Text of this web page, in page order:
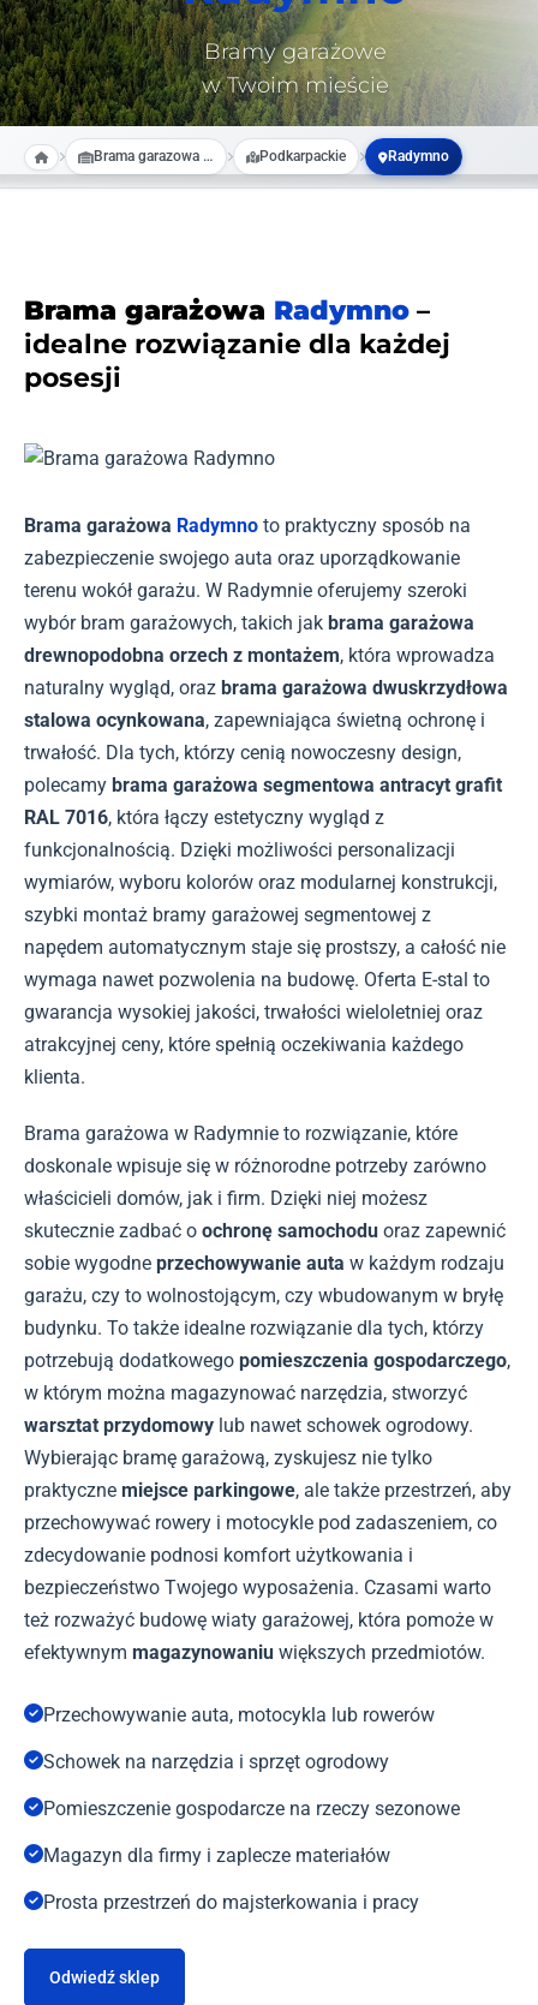
Bramy garażowe
w Twoim mieście
Brama garazowa na wymiar Podkarpackie Radymno
Brama garażowa Radymno –
idealne rozwiązanie dla każdej
posesji
Brama garażowa Radymno to praktyczny sposób na
zabezpieczenie swojego auta oraz uporządkowanie
terenu wokół garażu. W Radymnie oferujemy szeroki
wybór bram garażowych, takich jak brama garażowa
drewnopodobna orzech z montażem, która wprowadza
naturalny wygląd, oraz brama garażowa dwuskrzydłowa
stalowa ocynkowana, zapewniająca świetną ochronę i
trwałość. Dla tych, którzy cenią nowoczesny design,
polecamy brama garażowa segmentowa antracyt grafit
RAL 7016, która łączy estetyczny wygląd z
funkcjonalnością. Dzięki możliwości personalizacji
wymiarów, wyboru kolorów oraz modularnej konstrukcji,
szybki montaż bramy garażowej segmentowej z
napędem automatycznym staje się prostszy, a całość nie
wymaga nawet pozwolenia na budowę. Oferta E-stal to
gwarancja wysokiej jakości, trwałości wieloletniej oraz
atrakcyjnej ceny, które spełnią oczekiwania każdego
klienta.
Brama garażowa w Radymnie to rozwiązanie, które
doskonale wpisuje się w różnorodne potrzeby zarówno
właścicieli domów, jak i firm. Dzięki niej możesz
skutecznie zadbać o ochronę samochodu oraz zapewnić
sobie wygodne przechowywanie auta w każdym rodzaju
garażu, czy to wolnostojącym, czy wbudowanym w bryłę
budynku. To także idealne rozwiązanie dla tych, którzy
potrzebują dodatkowego pomieszczenia gospodarczego,
w którym można magazynować narzędzia, stworzyć
warsztat przydomowy lub nawet schowek ogrodowy.
Wybierając bramę garażową, zyskujesz nie tylko
praktyczne miejsce parkingowe, ale także przestrzeń, aby
przechowywać rowery i motocykle pod zadaszeniem, co
zdecydowanie podnosi komfort użytkowania i
bezpieczeństwo Twojego wyposażenia. Czasami warto
też rozważyć budowę wiaty garażowej, która pomoże w
efektywnym magazynowaniu większych przedmiotów.
Przechowywanie auta, motocykla lub rowerów
Schowek na narzędzia i sprzęt ogrodowy
Pomieszczenie gospodarcze na rzeczy sezonowe
Magazyn dla firmy i zaplecze materiałów
Prosta przestrzeń do majsterkowania i pracy
Odwiedź sklep